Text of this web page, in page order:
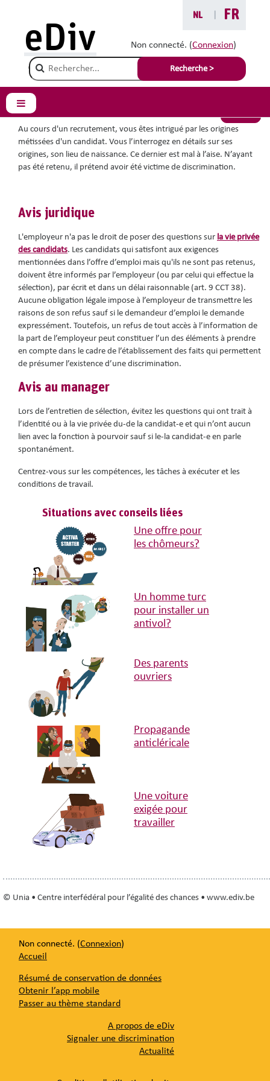
NL
FR
Non connecté. (Connexion)
Champ de recherche
Recherche >
eDiv
Panneau latéral
Vous êtes ici :
Expliquer ses origines
Au cours d'un recrutement, vous êtes intrigué par les origines
métissées d'un candidat. Vous l’interrogez en détails sur ses
origines, son lieu de naissance. Ce dernier est mal à l’aise. N’ayant
pas été retenu, il prétend avoir été victime de discrimination.
Avis juridique
L'employeur n'a pas le droit de poser des questions sur la vie privée
des candidats. Les candidats qui satisfont aux exigences
mentionnées dans l’offre d’emploi mais qu'ils ne sont pas retenus,
doivent être informés par l’employeur (ou par celui qui effectue la
sélection), par écrit et dans un délai raisonnable (art. 9 CCT 38).
Aucune obligation légale impose à l’employeur de transmettre les
raisons de son refus sauf si le demandeur d’emploi le demande
expressément. Toutefois, un refus de tout accès à l’information de
la part de l’employeur peut constituer l’un des éléments à prendre
en compte dans le cadre de l’établissement des faits qui permettent
de présumer l’existence d’une discrimination.
Avis au manager
Lors de l’entretien de sélection, évitez les questions qui ont trait à
l’identité ou à la vie privée du-de la candidat-e et qui n’ont aucun
lien avec la fonction à pourvoir sauf si le-la candidat-e en parle
spontanément.
Centrez-vous sur les compétences, les tâches à exécuter et les
conditions de travail.
Situations avec conseils liées
Une offre pour
les chômeurs?
Un homme turc
pour installer un
antivol?
Des parents
ouvriers
Propagande
anticléricale
Une voiture
exigée pour
travailler
© Unia • Centre interfédéral pour l’égalité des chances • www.ediv.be
Non connecté. (Connexion)
Accueil
Résumé de conservation de données
Obtenir l’app mobile
Passer au thème standard
A propos de eDiv
Signaler une discrimination
Actualité